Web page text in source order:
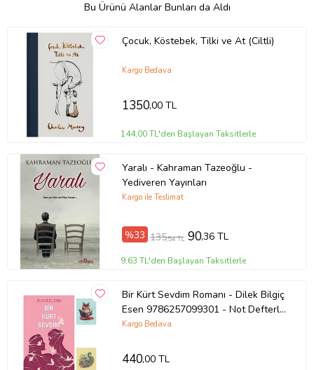
Bu Ürünü Alanlar Bunları da Aldı
Çocuk, Köstebek, Tilki ve At (Ciltli)
Kargo Bedava
1350,00 TL
144,00 TL'den Başlayan Taksitlerle
Yaralı - Kahraman Tazeoğlu -
Yediveren Yayınları
Kargo ile Teslimat
%33 135,54 TL 90,36 TL
9,63 TL'den Başlayan Taksitlerle
Bir Kürt Sevdim Romanı - Dilek Bilgiç
Esen 9786257099301 - Not Defterli
Seti (Renksiz)
Kargo Bedava
440,00 TL